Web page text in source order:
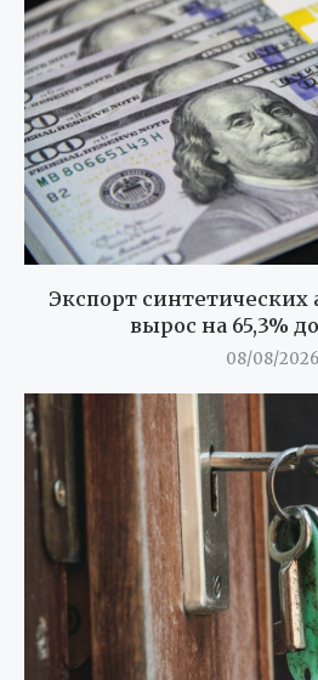
Экспорт синтетических
вырос на 65,3%
08/08/2026